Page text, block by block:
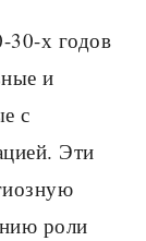
30-х годов
и
с
Эти
роли